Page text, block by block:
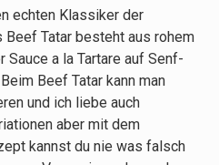
echten Klassiker der
Tatar besteht aus rohem
Sauce a la Tartare auf Senf-
Beef Tatar kann man
und ich liebe auch
aber mit dem
kannst du nie was falsch